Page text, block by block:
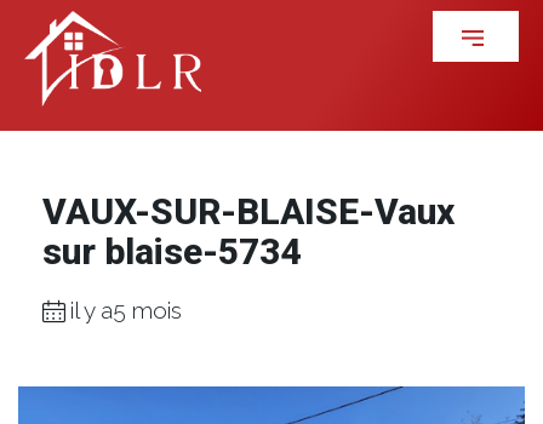
VAUX-SUR-BLAISE-Vaux
sur blaise-5734
il y a5 mois